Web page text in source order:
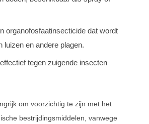
organofosfaatinsecticide dat wordt
luizen en andere plagen.
tegen zuigende insecten
om voorzichtig te zijn met het
bestrijdingsmiddelen, vanwege